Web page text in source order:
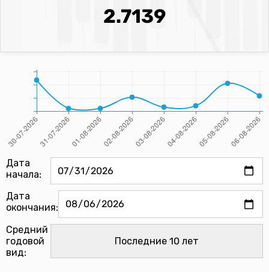
2.7139
Дата
начала:
Дата
окончания:
Средний
годовой
вид: